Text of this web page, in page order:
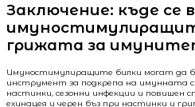
Заключение: къде се
грижата за
Имуностимулиращите билки могат да
инструмент за подкрепа на имунната
настинки, сезонни инфекции и повишен
ехинацея и черен бъз при настинки и